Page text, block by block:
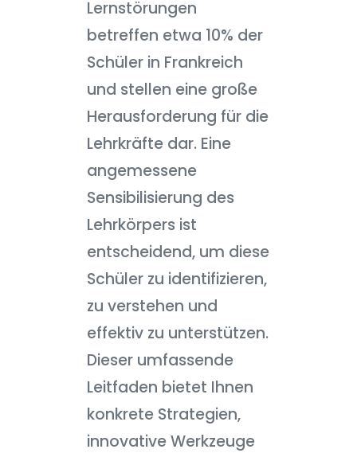
Lernstörungen
betreffen etwa 10% der
Schüler in Frankreich
und stellen eine große
Herausforderung für die
Lehrkräfte dar. Eine
angemessene
Sensibilisierung des
Lehrkörpers ist
entscheidend, um diese
Schüler zu identifizieren,
zu verstehen und
effektiv zu unterstützen.
Dieser umfassende
Leitfaden bietet Ihnen
konkrete Strategien,
innovative Werkzeuge